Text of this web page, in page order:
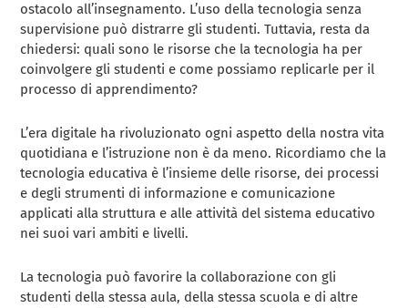
ostacolo all’insegnamento. L’uso della tecnologia senza
supervisione può distrarre gli studenti. Tuttavia, resta da
chiedersi: quali sono le risorse che la tecnologia ha per
coinvolgere gli studenti e come possiamo replicarle per il
processo di apprendimento?
L’era digitale ha rivoluzionato ogni aspetto della nostra vita
quotidiana e l’istruzione non è da meno. Ricordiamo che la
tecnologia educativa è l’insieme delle risorse, dei processi
e degli strumenti di informazione e comunicazione
applicati alla struttura e alle attività del sistema educativo
nei suoi vari ambiti e livelli.
La tecnologia può favorire la collaborazione con gli
studenti della stessa aula, della stessa scuola e di altre